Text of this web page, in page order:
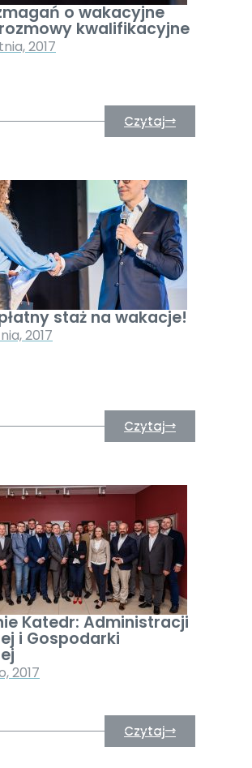
o wakacyjne
kwalifikacyjne
2017
Czytaj
staż na wakacje!
2017
Czytaj
Katedr: Administracji
i Gospodarki
2017
Czytaj